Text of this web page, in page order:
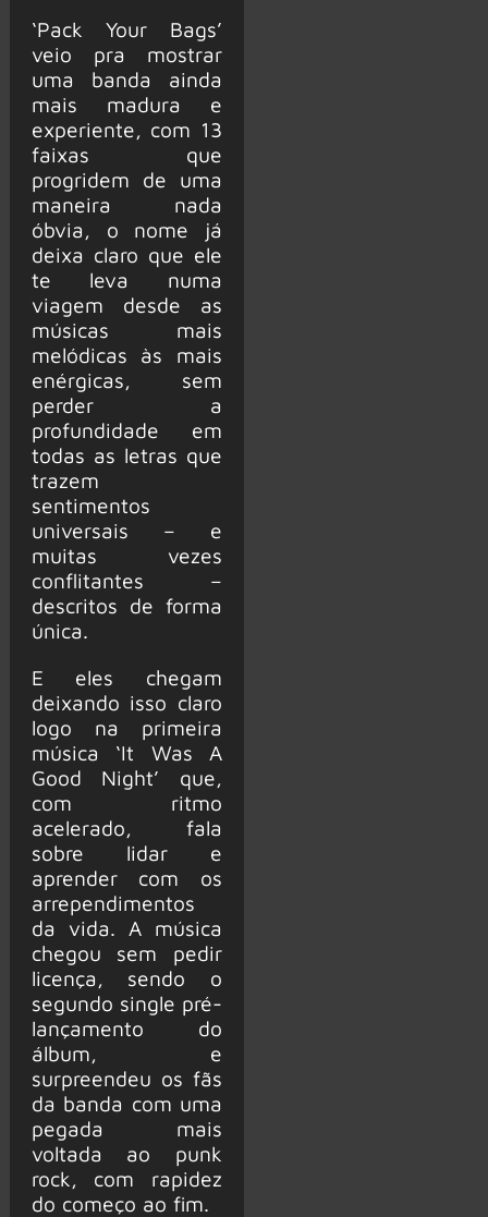
‘Pack Your Bags’
veio pra mostrar
uma banda ainda
mais madura e
experiente, com 13
faixas que
progridem de uma
maneira nada
óbvia, o nome já
deixa claro que ele
te leva numa
viagem desde as
músicas mais
melódicas às mais
enérgicas, sem
perder a
profundidade em
todas as letras que
trazem
sentimentos
universais – e
muitas vezes
conflitantes –
descritos de forma
única.
E eles chegam
deixando isso claro
logo na primeira
música ‘It Was A
Good Night’ que,
com ritmo
acelerado, fala
sobre lidar e
aprender com os
arrependimentos
da vida. A música
chegou sem pedir
licença, sendo o
segundo single pré-
lançamento do
álbum, e
surpreendeu os fãs
da banda com uma
pegada mais
voltada ao punk
rock, com rapidez
do começo ao fim.